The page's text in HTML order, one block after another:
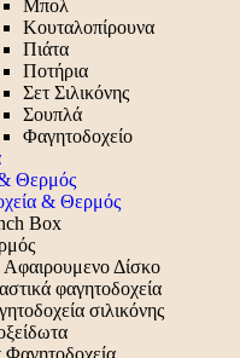
Μπολ
Κουταλοπίρουνα
Πιάτα
Ποτήρια
Σετ Σιλικόνης
Σουπλά
Φαγητοδοχείο
Θερμός
& Θερμός
Box
Δίσκο
φαγητοδοχεία
σιλικόνης